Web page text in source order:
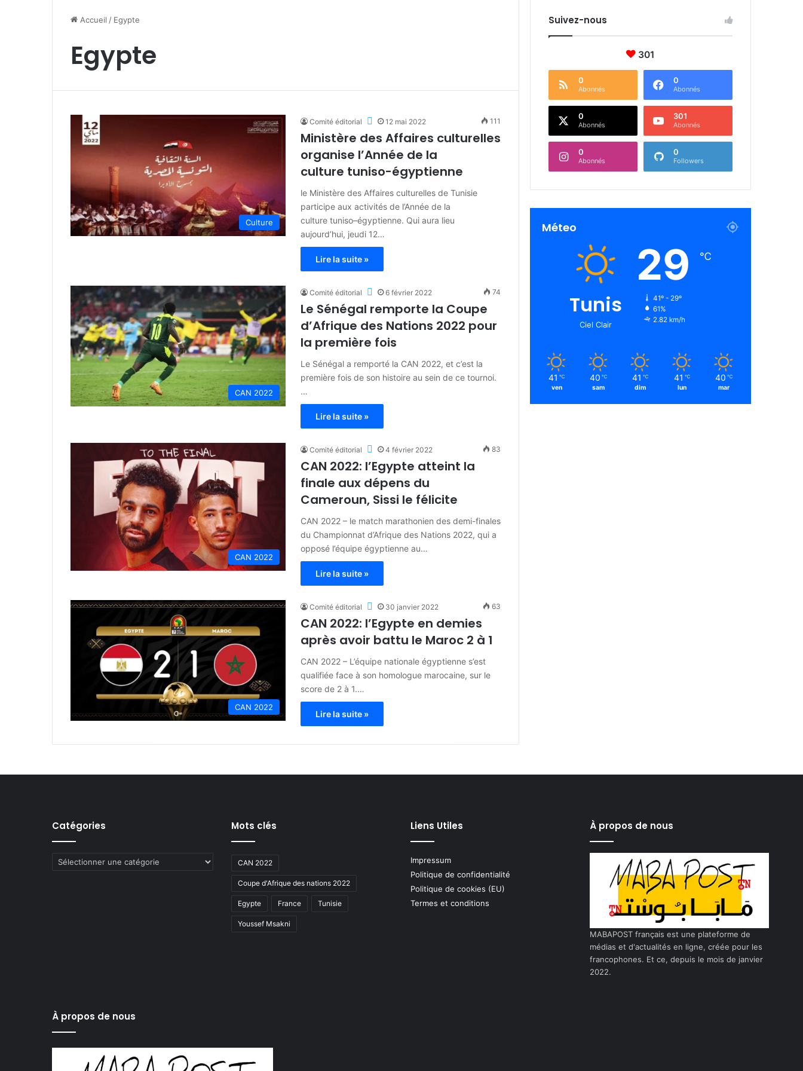
Accueil / Egypte
Egypte
Culture
Comité éditorial 12 mai 2022 111
Ministère des Affaires culturelles
organise l’Année de la
culture tuniso-égyptienne
le Ministère des Affaires culturelles de Tunisie
participe aux activités de l’Année de la
culture tuniso–égyptienne. Qui aura lieu
aujourd’hui, jeudi 12…
Lire la suite »
CAN 2022
Comité éditorial 6 février 2022 74
Le Sénégal remporte la Coupe
d’Afrique des Nations 2022 pour
la première fois
Le Sénégal a remporté la CAN 2022, et c’est la
première fois de son histoire au sein de ce tournoi.
…
Lire la suite »
CAN 2022
Comité éditorial 4 février 2022 83
CAN 2022: l’Egypte atteint la
finale aux dépens du
Cameroun, Sissi le félicite
CAN 2022 – le match marathonien des demi-finales
du Championnat d’Afrique des Nations 2022, qui a
opposé l’équipe égyptienne au…
Lire la suite »
CAN 2022
Comité éditorial 30 janvier 2022 63
CAN 2022: l’Egypte en demies
après avoir battu le Maroc 2 à 1
CAN 2022 – L’équipe nationale égyptienne s’est
qualifiée face à son homologue marocaine, sur le
score de 2 à 1.…
Lire la suite »
Suivez-nous
301
0
Abonnés
0
Abonnés
0
Abonnés
301
Abonnés
0
Abonnés
0
Followers
Méteo
Tunis
Ciel Clair
29 ℃
41º - 29º
61%
2.82 km/h
41 ℃
ven
40 ℃
sam
41 ℃
dim
41 ℃
lun
40 ℃
mar
Catégories
Catégories
Mots clés
CAN 2022
Coupe d'Afrique des nations 2022
Egypte France Tunisie
Youssef Msakni
Liens Utiles
Impressum
Politique de confidentialité
Politique de cookies (EU)
Termes et conditions
À propos de nous
MABAPOST français est une plateforme de
médias et d'actualités en ligne, créée pour les
francophones. Et ce, depuis le mois de janvier
2022.
À propos de nous